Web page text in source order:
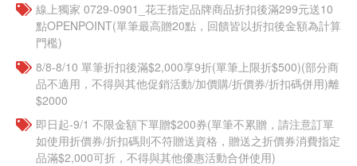
線上獨家 0729-0901_花王指定品牌商品折扣後滿299元送10
點OPENPOINT(單筆最高贈20點，回饋皆以折扣後金額為計算
門檻)
8/8-8/10 單筆折扣後滿$2,000享9折(單筆上限折$500)(部分商
品不適用，不得與其他促銷活動/加價購/折價券/折扣碼併用)離
$2000
即日起-9/1 不限金額下單贈$200券(單筆不累贈，請注意訂單
如使用折價券/折扣碼則不符贈送資格，贈送之折價券消費指定
品滿$2,000可折，不得與其他優惠活動合併使用)